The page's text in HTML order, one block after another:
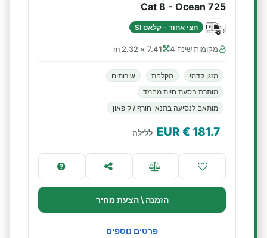
Cat B - Ocean 725
חצי אחוד - קלאס SI
מקומות שינה 4 7.41 × 2.32 m
מזגן קדמי מקלחת
שירותים
מותרת הסעת חיות מחמד
מותאם לנסיעה בתנאי חורף / קיפאון
181.7
€ EUR ללילה
הזמנה \ הצעת מחיר
פרטים נוספים